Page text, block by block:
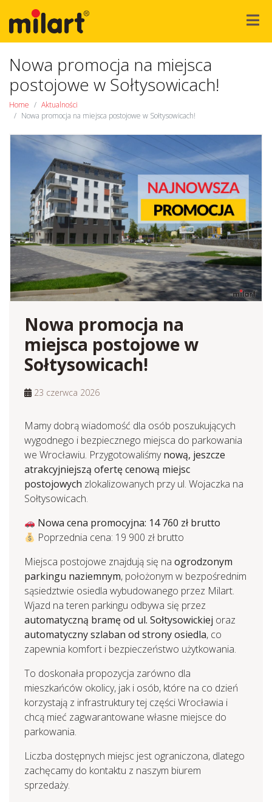
Nowa promocja na miejsca
postojowe w Sołtysowicach!
Home
Aktualności
Nowa promocja na miejsca postojowe w Sołtysowicach!
Nowa promocja na
miejsca postojowe w
Sołtysowicach!
23 czerwca 2026
Mamy dobrą wiadomość dla osób poszukujących
wygodnego i bezpiecznego miejsca do parkowania
we Wrocławiu. Przygotowaliśmynową, jeszcze
atrakcyjniejszą ofertę cenową miejsc
postojowych zlokalizowanych przy ul. Wojaczka na
Sołtysowicach.
Nowa cena promocyjna: 14 760 zł brutto
Poprzednia cena: 19 900 zł brutto
Miejsca postojowe znajdują się na ogrodzonym
parkingu naziemnym, położonym w bezpośrednim
sąsiedztwie osiedla wybudowanego przez Milart.
Wjazd na teren parkingu odbywa się przez
automatyczną bramę od ul. Sołtysowickiej oraz
automatyczny szlaban od strony osiedla, co
zapewnia komfort i bezpieczeństwo użytkowania.
To doskonała propozycja zarówno dla
mieszkańców okolicy, jak i osób, które na co dzień
korzystają z infrastruktury tej części Wrocławia i
chcą mieć zagwarantowane własne miejsce do
parkowania.
Liczba dostępnych miejsc jest ograniczona, dlatego
zachęcamy do kontaktu z naszym biurem
sprzedaży.